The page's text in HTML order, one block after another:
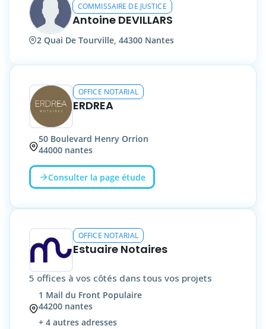
COMMISSAIRE DE JUSTICE
Antoine DEVILLARS
2 Quai De Tourville, 44300 Nantes
OFFICE NOTARIAL
ERDREA
50 Boulevard Henry Orrion
44000 nantes
Consulter la page étude
OFFICE NOTARIAL
Estuaire Notaires
5 offices à vos côtés dans tous vos projets
1 Mail du Front Populaire
44200 nantes
+ 4 autres adresses